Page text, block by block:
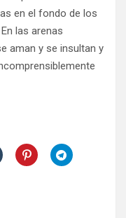
en el fondo de los
las arenas
aman y se insultan y